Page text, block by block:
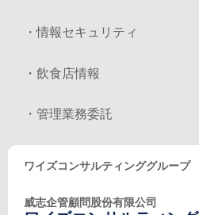
・情報セキュリティ
・飲食店情報
・管理業務委託
ワイズコンサルティンググループ
威志企管顧問股份有限公司